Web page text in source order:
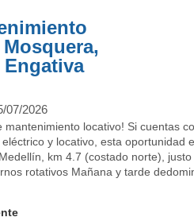
Instalación de puntos
Engativa
07/2026
mantenimiento locativo! Si cuentas
y locativo, esta oportunidad
km 4.7 (costado norte),
rotativos Mañana y tarde